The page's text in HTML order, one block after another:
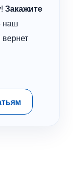
Закажите